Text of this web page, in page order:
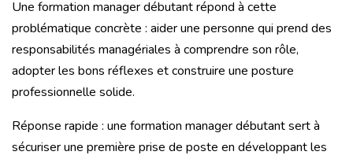
Une formation manager débutant répond à cette
problématique concrète : aider une personne qui prend des
responsabilités managériales à comprendre son rôle,
adopter les bons réflexes et construire une posture
professionnelle solide.
Réponse rapide : une formation manager débutant sert à
sécuriser une première prise de poste en développant les